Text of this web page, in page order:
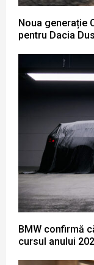
Noua generație
pentru Dacia
BMW confirmă
cursul anului